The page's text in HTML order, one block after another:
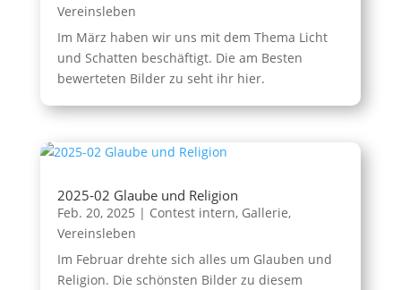
Vereinsleben
Im März haben wir uns mit dem Thema Licht
und Schatten beschäftigt. Die am Besten
bewerteten Bilder zu seht ihr hier.
2025-02 Glaube und Religion
Feb. 20, 2025 | Contest intern, Gallerie,
Vereinsleben
Im Februar drehte sich alles um Glauben und
Religion. Die schönsten Bilder zu diesem